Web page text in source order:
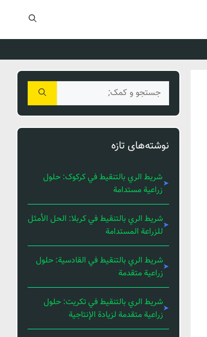
برای:
نوشته‌های تازه
شريط الري بالتنقيط في کرکوک: حلول
زراعية مستدامة
شريط الري بالتنقيط في كربلا: الحل الأمثل
للزراعة المستدامة
شريط الري بالتنقيط في القادسية: حلول
زراعية متقدمة
شريط الري بالتنقيط في تكريت: حلول
زراعية متقدمة لزيادة الإنتاجية